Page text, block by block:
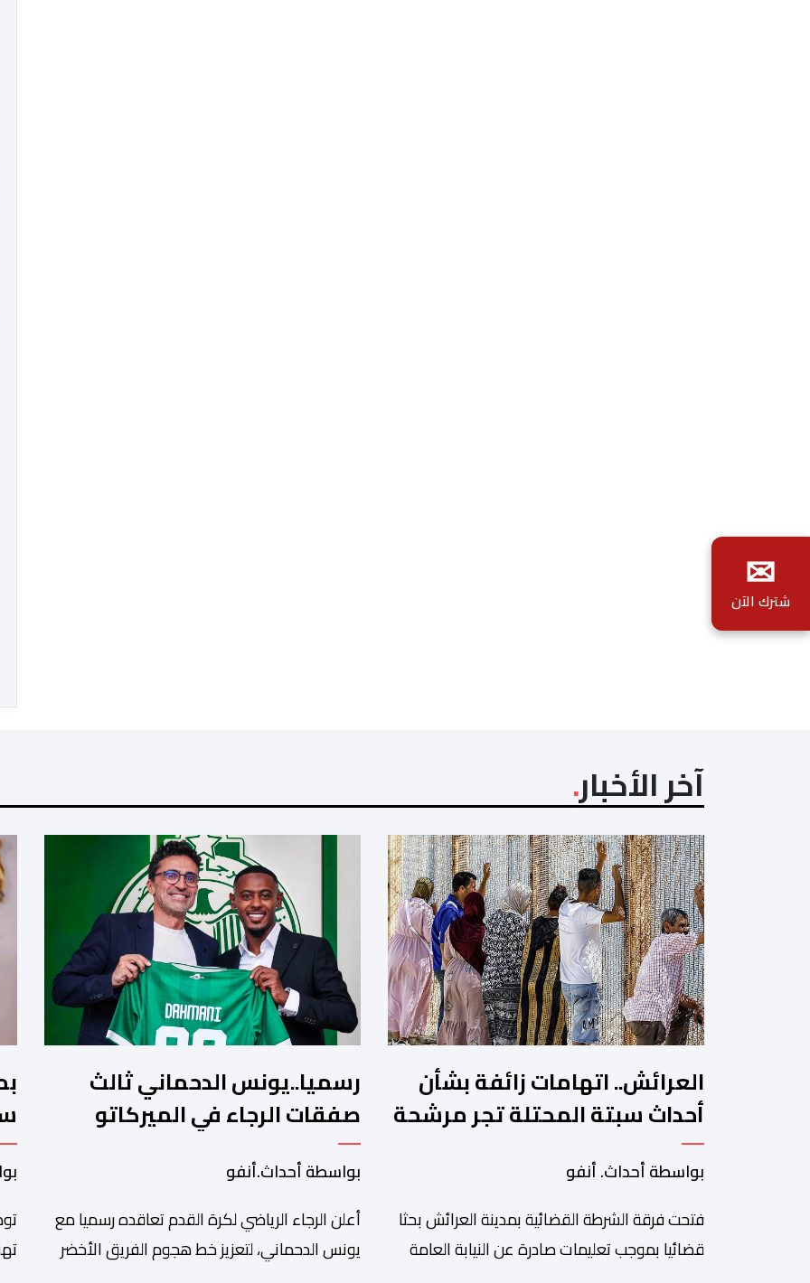
آخر الأخبار
العرائش.. اتهامات زائفة بشأن
أحداث سبتة المحتلة تجر مرشحة
للهجرة غير النظامية إلى القضاء
بواسطة أحداث. أنفو
فتحت فرقة الشرطة القضائية بمدينة العرائش بحثا
قضائيا بموجب تعليمات صادرة عن النيابة العامة
رسميا..يونس الدحماني ثالث
صفقات الرجاء في الميركاتو
الصيفي
بواسطة أحداث.أنفو
أعلن الرجاء الرياضي لكرة القدم تعاقده رسميا مع
يونس الدحماني، لتعزيز خط هجوم الفريق الأخضر
✉
شترك الآن